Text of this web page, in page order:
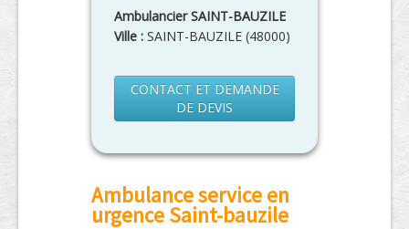
Ambulancier SAINT-BAUZILE
Ville : SAINT-BAUZILE (48000)
CONTACT ET DEMANDE
DE DEVIS
Ambulance service en
urgence Saint-bauzile